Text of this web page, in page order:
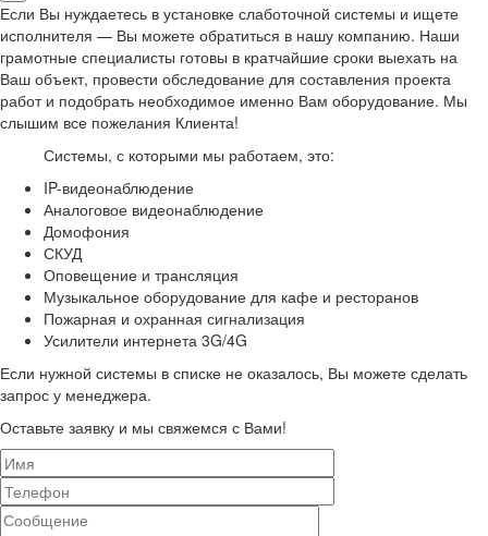
Если Вы нуждаетесь в установке слаботочной системы и ищете
исполнителя — Вы можете обратиться в нашу компанию. Наши
грамотные специалисты готовы в кратчайшие сроки выехать на
Ваш объект, провести обследование для составления проекта
работ и подобрать необходимое именно Вам оборудование. Мы
слышим все пожелания Клиента!
Системы, с которыми мы работаем, это:
IP-видеонаблюдение
Аналоговое видеонаблюдение
Домофония
СКУД
Оповещение и трансляция
Музыкальное оборудование для кафе и ресторанов
Пожарная и охранная сигнализация
Усилители интернета 3G/4G
Если нужной системы в списке не оказалось, Вы можете сделать
запрос у менеджера.
Оставьте заявку и мы свяжемся с Вами!